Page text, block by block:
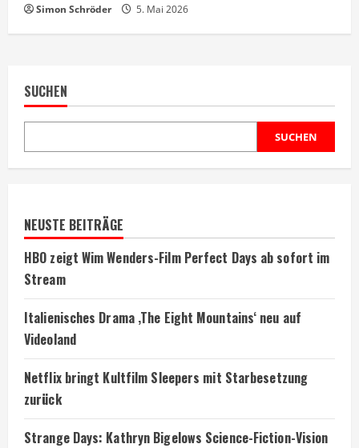
Simon Schröder 5. Mai 2026
SUCHEN
SUCHEN
NEUSTE BEITRÄGE
HBO zeigt Wim Wenders-Film Perfect Days ab sofort im
Stream
Italienisches Drama ‚The Eight Mountains‘ neu auf
Videoland
Netflix bringt Kultfilm Sleepers mit Starbesetzung
zurück
Strange Days: Kathryn Bigelows Science-Fiction-Vision